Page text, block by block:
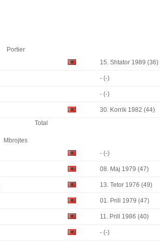
Portier
15. Shtator 1989 (36)
- (-)
- (-)
30. Korrik 1982 (44)
Total
Mbrojtes
- (-)
08. Maj 1979 (47)
13. Tetor 1976 (49)
01. Prill 1979 (47)
11. Prill 1986 (40)
- (-)